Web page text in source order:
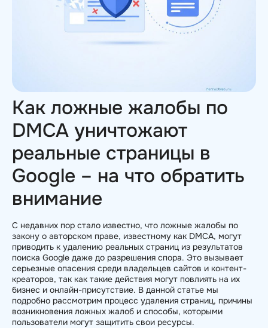
Как ложные жалобы по
DMCA уничтожают
реальные страницы в
Google – на что обратить
внимание
С недавних пор стало известно, что ложные жалобы по
закону о авторском праве, известному как DMCA, могут
приводить к удалению реальных страниц из результатов
поиска Google даже до разрешения спора. Это вызывает
серьезные опасения среди владельцев сайтов и контент-
креаторов, так как такие действия могут повлиять на их
бизнес и онлайн-присутствие. В данной статье мы
подробно рассмотрим процесс удаления страниц, причины
возникновения ложных жалоб и способы, которыми
пользователи могут защитить свои ресурсы.